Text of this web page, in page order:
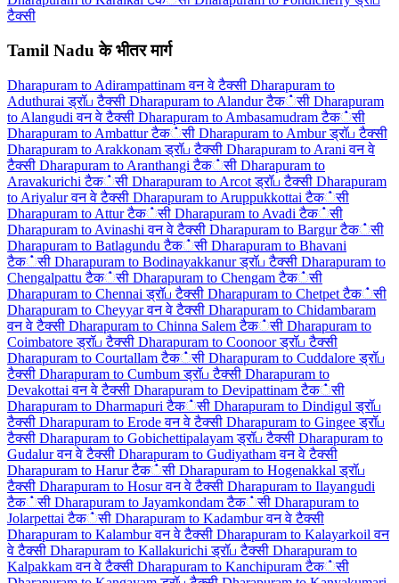
टैक्सी
Tamil Nadu के भीतर मार्ग
Dharapuram to Adirampattinam वन वे टैक्सी Dharapuram to
Aduthurai ड्रॉப टैक्सी Dharapuram to Alandur टैक்सी Dharapuram
to Alangudi वन वे टैक्सी Dharapuram to Ambasamudram टैक்सी
Dharapuram to Ambattur टैक்सी Dharapuram to Ambur ड्रॉப टैक्सी
Dharapuram to Arakkonam ड्रॉப टैक्सी Dharapuram to Arani वन वे
टैक्सी Dharapuram to Aranthangi टैक்सी Dharapuram to
Aravakurichi टैक்सी Dharapuram to Arcot ड्रॉப टैक्सी Dharapuram
to Ariyalur वन वे टैक्सी Dharapuram to Aruppukkottai टैक்सी
Dharapuram to Attur टैक்सी Dharapuram to Avadi टैक்सी
Dharapuram to Avinashi वन वे टैक्सी Dharapuram to Bargur टैक்सी
Dharapuram to Batlagundu टैक்सी Dharapuram to Bhavani
टैक்सी Dharapuram to Bodinayakkanur ड्रॉப टैक्सी Dharapuram to
Chengalpattu टैक்सी Dharapuram to Chengam टैक்सी
Dharapuram to Chennai ड्रॉப टैक्सी Dharapuram to Chetpet टैक்सी
Dharapuram to Cheyyar वन वे टैक्सी Dharapuram to Chidambaram
वन वे टैक्सी Dharapuram to Chinna Salem टैक்सी Dharapuram to
Coimbatore ड्रॉப टैक्सी Dharapuram to Coonoor ड्रॉப टैक्सी
Dharapuram to Courtallam टैक்सी Dharapuram to Cuddalore ड्रॉப
टैक्सी Dharapuram to Cumbum ड्रॉப टैक्सी Dharapuram to
Devakottai वन वे टैक्सी Dharapuram to Devipattinam टैक்सी
Dharapuram to Dharmapuri टैक்सी Dharapuram to Dindigul ड्रॉப
टैक्सी Dharapuram to Erode वन वे टैक्सी Dharapuram to Gingee ड्रॉப
टैक्सी Dharapuram to Gobichettipalayam ड्रॉப टैक्सी Dharapuram to
Gudalur वन वे टैक्सी Dharapuram to Gudiyatham वन वे टैक्सी
Dharapuram to Harur टैक்सी Dharapuram to Hogenakkal ड्रॉப
टैक्सी Dharapuram to Hosur वन वे टैक्सी Dharapuram to Ilayangudi
टैक்सी Dharapuram to Jayamkondam टैक்सी Dharapuram to
Jolarpettai टैक்सी Dharapuram to Kadambur वन वे टैक्सी
Dharapuram to Kalambur वन वे टैक्सी Dharapuram to Kalayarkoil वन
वे टैक्सी Dharapuram to Kallakurichi ड्रॉப टैक्सी Dharapuram to
Kalpakkam वन वे टैक्सी Dharapuram to Kanchipuram टैक்सी